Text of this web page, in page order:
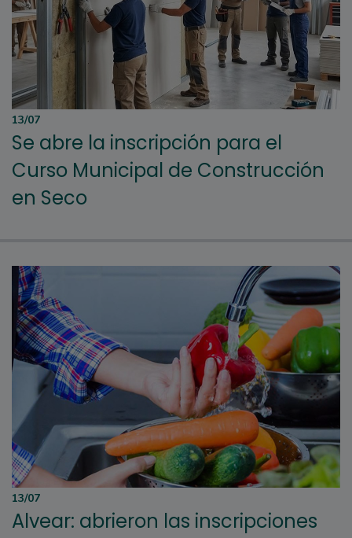
13/07
Se abre la inscripción para el
Curso Municipal de Construcción
en Seco
13/07
Alvear: abrieron las inscripciones